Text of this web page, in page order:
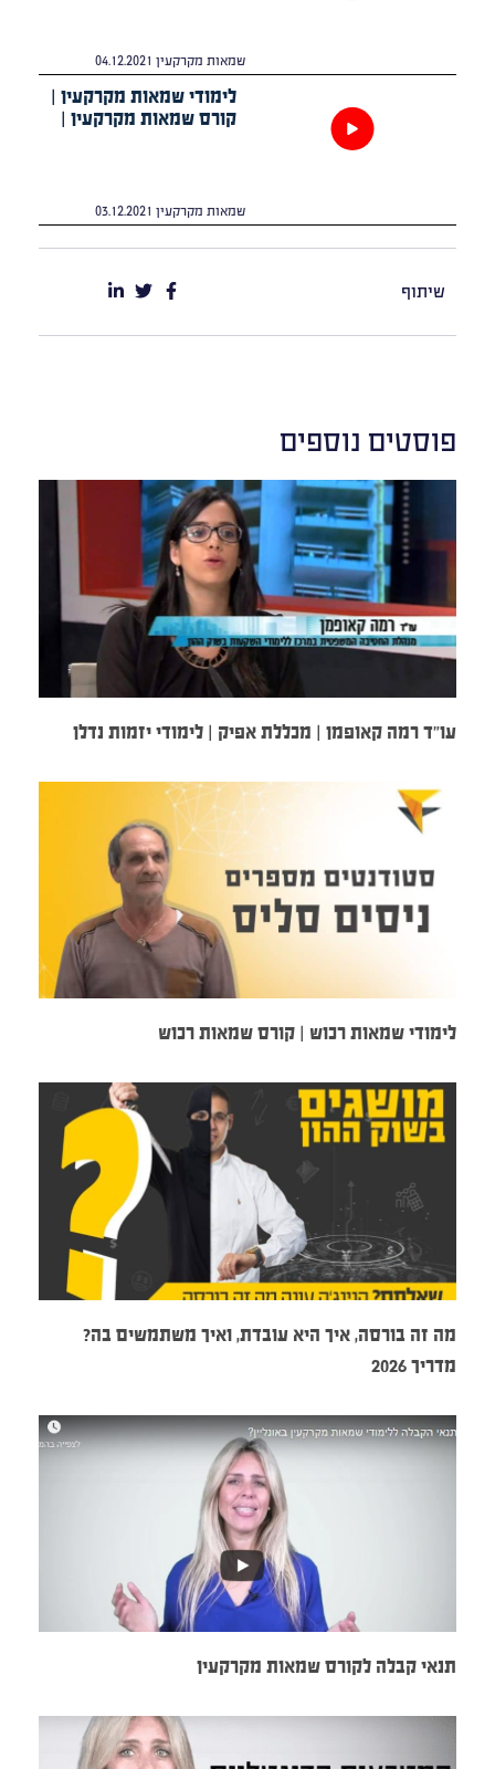
שמאות מקרקעין 04.12.2021
לימודי שמאות מקרקעין |
קורס שמאות מקרקעין |
שמאות מקרקעין 03.12.2021
שיתוף
פוסטים נוספים
עו”ד רמה קאופמן | מכללת אפיק | לימודי יזמות נדלן
לימודי שמאות רכוש | קורס שמאות רכוש
מה זה בורסה, איך היא עובדת, ואיך משתמשים בה?
מדריך 2026
תנאי קבלה לקורס שמאות מקרקעין